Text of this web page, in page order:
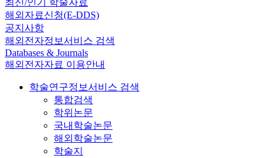
최신/인기 학술자료
해외자료신청(E-DDS)
공지사항
해외전자정보서비스 검색
Databases & Journals
해외전자자료 이용안내
학술연구정보서비스 검색
통합검색
학위논문
국내학술논문
해외학술논문
학술지